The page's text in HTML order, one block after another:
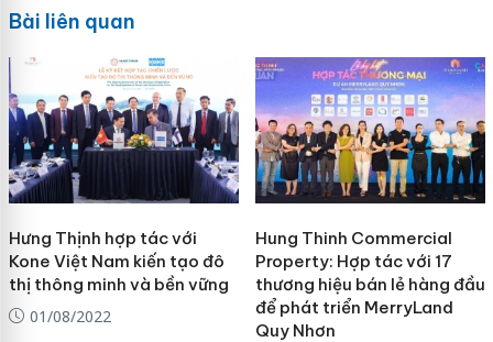
Bài liên quan
Hưng Thịnh hợp tác với
Kone Việt Nam kiến tạo đô
thị thông minh và bền vững
01/08/2022
Hung Thinh Commercial
Property: Hợp tác với 17
thương hiệu bán lẻ hàng đầu
để phát triển MerryLand
Quy Nhơn